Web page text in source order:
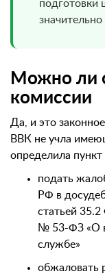
подготовки
Можно ли
комиссии
Да, и это
ВВК не учла
определила пункт
подать
РФ в
статьей
№ 53-ФЗ «О
службе»
обжаловать